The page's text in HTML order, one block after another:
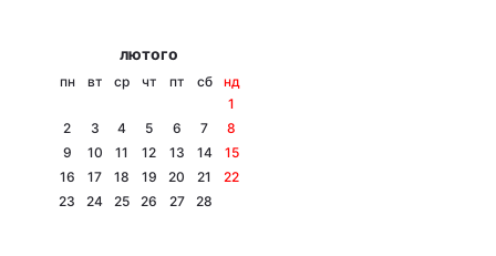
лютого
пн вт ср чт пт сб
нд
1
2
3 4 5 6 7
8
9
10 11 12 13 14
15
16
17 18 19 20 21
22
23
24 25 26 27 28